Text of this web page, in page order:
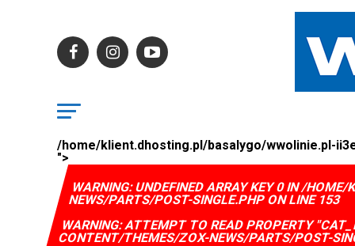
/home/klient.dhosting.pl/basalygo/wwolinie.pl-
">
WARNING: UNDEFINED ARRAY KEY 0 IN/HOME/
NEWS/PARTS/POST-SINGLE.PHPON LINE153
WARNING: ATTEMPT TO READ PROPERTY
CONTENT/THEMES/ZOX-NEWS/PARTS/POST-